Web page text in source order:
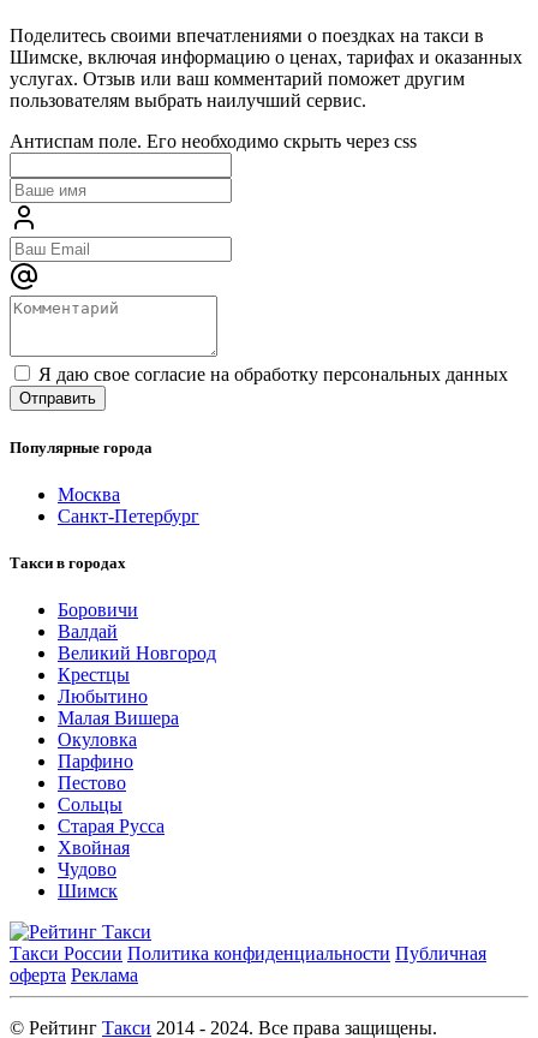
Поделитесь своими впечатлениями о поездках на такси в
Шимске, включая информацию о ценах, тарифах и оказанных
услугах. Отзыв или ваш комментарий поможет другим
пользователям выбрать наилучший сервис.
Антиспам поле. Его необходимо скрыть через css
Я даю свое согласие на обработку персональных данных
Популярные города
Москва
Санкт-Петербург
Такси в городах
Боровичи
Валдай
Великий Новгород
Крестцы
Любытино
Малая Вишера
Окуловка
Парфино
Пестово
Сольцы
Старая Русса
Хвойная
Чудово
Шимск
Такси России Политика конфиденциальности Публичная
оферта Реклама
© Рейтинг Такси 2014 - 2024. Все права защищены.